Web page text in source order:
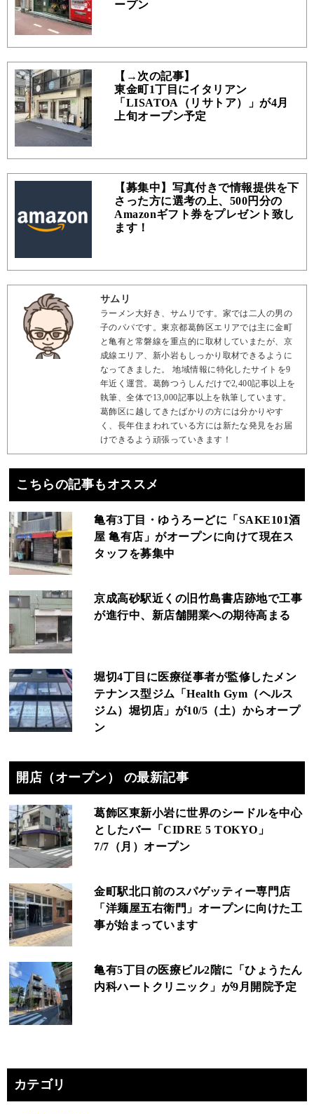
ープン
【→次の記事】
東金町1丁目にイタリアン
「LISATOA（リサトア）」が4月
上旬オープン予定
【募集中】写真付きで情報提供を下
さった方に選考の上、500円分の
Amazonギフト券をプレゼント致し
ます！
サムリ
ラーメン大好き、サムリです。家では二人の男の
子のパパです。東京都葛飾区エリアでは主に金町
と亀有と常磐線を重点的に取材していまたが、京
成線エリア、新小岩もしっかり取材できるように
なってきました。 地域情報に特化したサイトを9
年近く運営。葛飾つうしんだけで2,400記事以上を
執筆、全体で13,000記事以上を執筆しています。
葛飾区に越してきたばかりの方には分かりやす
く、長年住まわれている方には新たな発見をお届
けできるよう頑張っていきます！
こちらの記事もオススメ
亀有3丁目・ゆうろーどに「SAKE101酒
屋 亀有店」がオープンに向けて現在ス
タッフを募集中
京成高砂駅近くの旧竹島書店跡地で工事
が進行中、新店舗開業への期待高まる
堀切4丁目に医療従事者が監修したメン
テナンス型ジム「Health Gym（ヘルス
ジム）堀切店」が10/5（土）からオープ
ン
開店（オープン） の最新記事
葛飾区東新小岩に世界のシードルを中心
としたバー「CIDRE 5 TOKYO」
7/7（月）オープン
金町駅北口前のスパゲッティー専門店
「洋麺屋五右衛門」オープンに向けた工
事が始まっています
亀有5丁目の医療ビル2階に「ひょうたん
内科ハートクリニック」が9月開院予定
カテゴリ